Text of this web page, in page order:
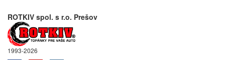
ROTKIV spol. s r.o. Prešov
1993-2026